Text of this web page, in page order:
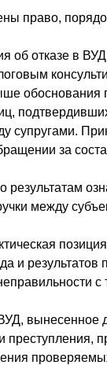
право,
об отказе в
супругами.
за
результатам
между
и результатов
с
вынесенное